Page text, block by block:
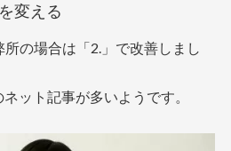
変える
の場合は「2.」で改善しまし
ネット記事が多いようです。